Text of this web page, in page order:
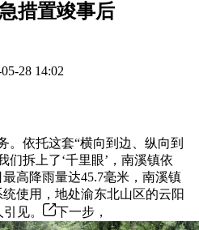
措置竣事后
28 14:02
依托这套“横向到边、纵向到
们拆上了‘千里眼’，南溪镇依
高降雨量达45.7毫米，南溪镇
使用，地处渝东北山区的云阳
见。
下一步，